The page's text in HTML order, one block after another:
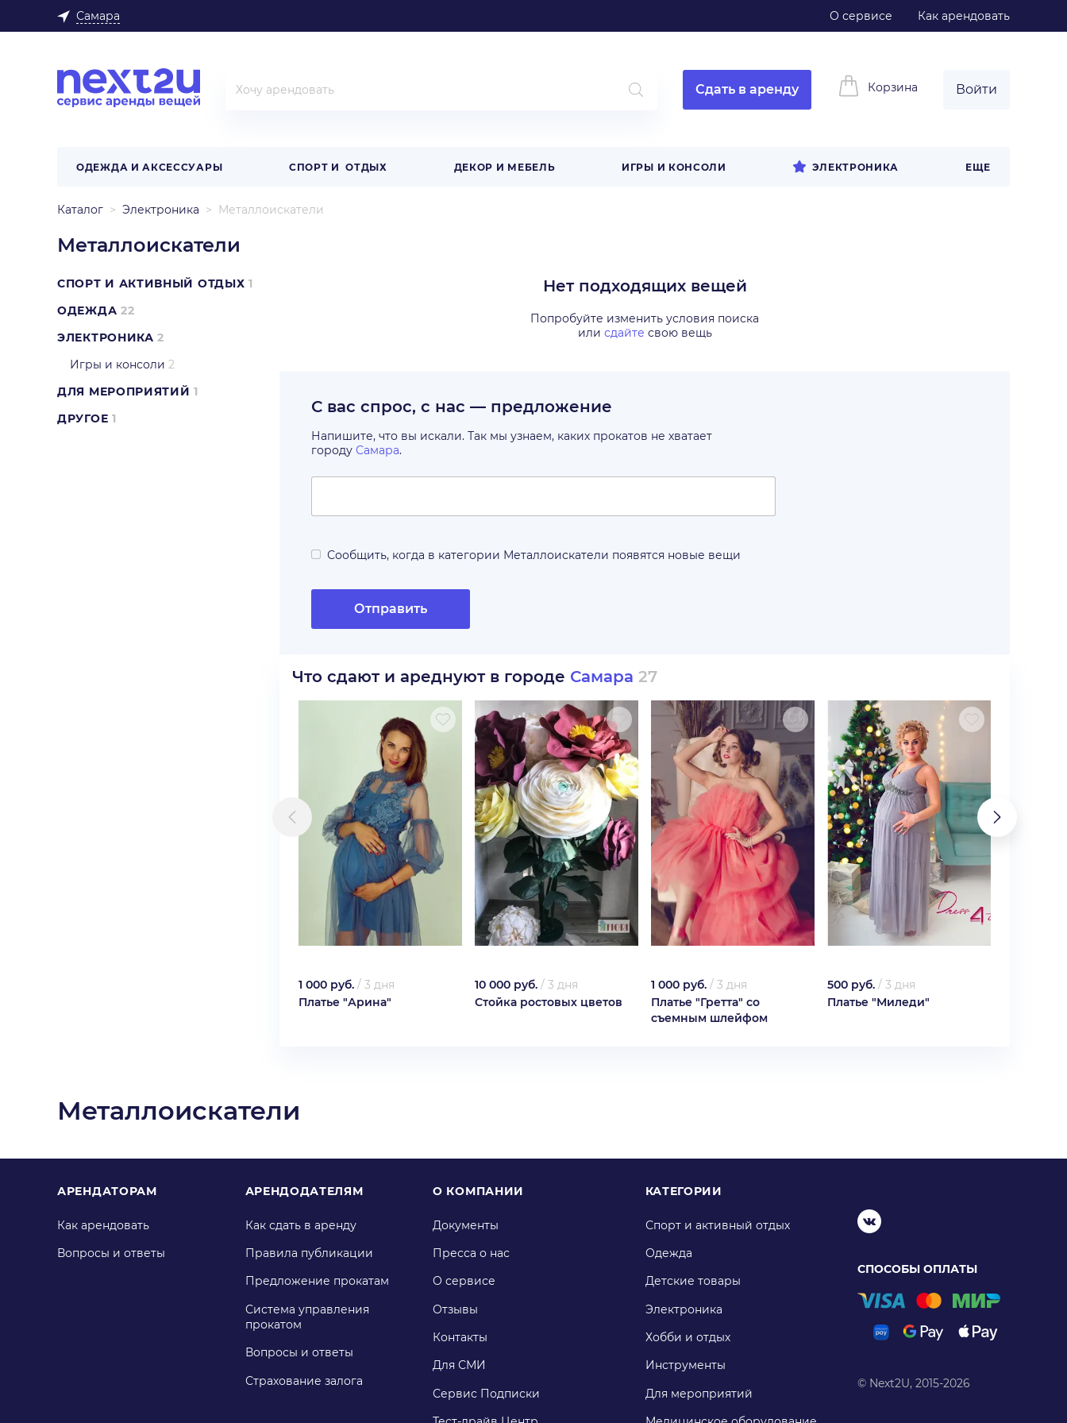
Самара О сервисе Как арендовать
Сдать в аренду Корзина Войти
ОДЕЖДА И АКСЕССУАРЫ СПОРТ И ОТДЫХ ДЕКОР И МЕБЕЛЬ ИГРЫ И КОНСОЛИ ЭЛЕКТРОНИКА ЕЩЕ
Каталог Электроника Металлоискатели
Металлоискатели
СПОРТ И АКТИВНЫЙ ОТДЫХ 1
ОДЕЖДА 22
ЭЛЕКТРОНИКА 2
Игры и консоли 2
ДЛЯ МЕРОПРИЯТИЙ 1
ДРУГОЕ 1
Нет подходящих вещей
Попробуйте изменить условия поиска
или сдайте свою вещь
С вас спрос, с нас — предложение
Напишите, что вы искали. Так мы узнаем, каких прокатов не хватает
городу Самара.
Сообщить, когда в категории Металлоискатели появятся новые вещи
Отправить
Что сдают и ареднуют в городе Самара 27
1 000 руб. / 3 дня
Платье "Арина"
10 000 руб. / 3 дня
Стойка ростовых цветов
1 000 руб. / 3 дня
Платье "Гретта" со
съемным шлейфом
500 руб. / 3 дня
Платье "Миледи"
Металлоискатели
АРЕНДАТОРАМ
Как арендовать
Вопросы и ответы
АРЕНДОДАТЕЛЯМ
Как сдать в аренду
Правила публикации
Предложение прокатам
Система управления
прокатом
Вопросы и ответы
Страхование залога
О КОМПАНИИ
Документы
Пресса о нас
О сервисе
Отзывы
Контакты
Для СМИ
Сервис Подписки
КАТЕГОРИИ
Спорт и активный отдых
Одежда
Детские товары
Электроника
Хобби и отдых
Инструменты
Для мероприятий
СПОСОБЫ ОПЛАТЫ
© Next2U, 2015-2026